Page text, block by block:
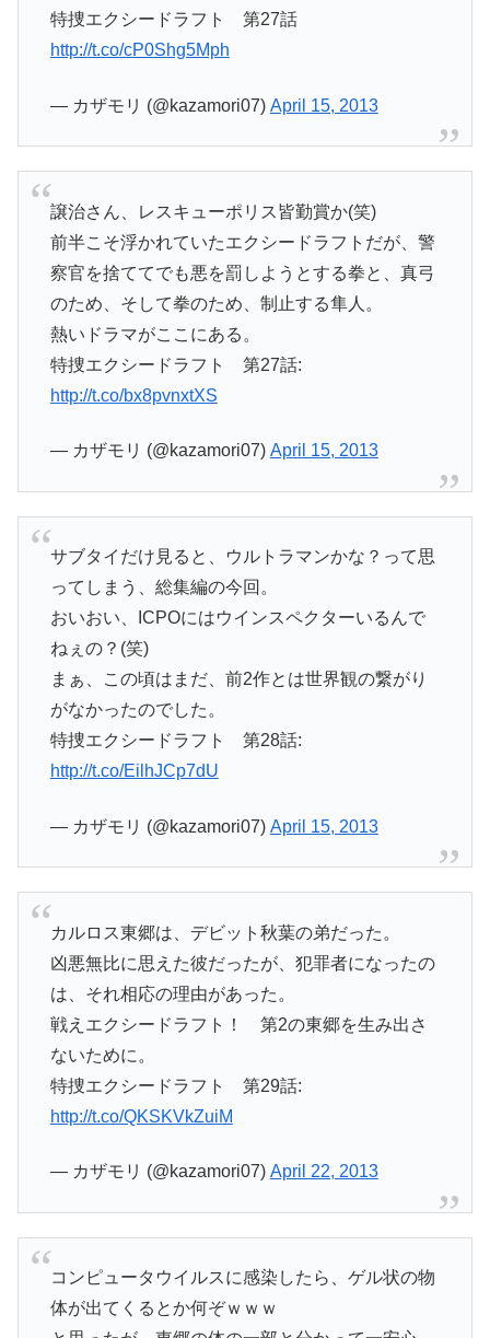
特捜エクシードラフト 第27話
http://t.co/cP0Shg5Mph
— カザモリ (@kazamori07) April 15, 2013
譲治さん、レスキューポリス皆勤賞か(笑)
前半こそ浮かれていたエクシードラフトだが、警
察官を捨ててでも悪を罰しようとする拳と、真弓
のため、そして拳のため、制止する隼人。
熱いドラマがここにある。
特捜エクシードラフト 第27話:
http://t.co/bx8pvnxtXS
— カザモリ (@kazamori07) April 15, 2013
サブタイだけ見ると、ウルトラマンかな？って思
ってしまう、総集編の今回。
おいおい、ICPOにはウインスペクターいるんで
ねぇの？(笑)
まぁ、この頃はまだ、前2作とは世界観の繋がり
がなかったのでした。
特捜エクシードラフト 第28話:
http://t.co/EilhJCp7dU
— カザモリ (@kazamori07) April 15, 2013
カルロス東郷は、デビット秋葉の弟だった。
凶悪無比に思えた彼だったが、犯罪者になったの
は、それ相応の理由があった。
戦えエクシードラフト！ 第2の東郷を生み出さ
ないために。
特捜エクシードラフト 第29話:
http://t.co/QKSKVkZuiM
— カザモリ (@kazamori07) April 22, 2013
コンピュータウイルスに感染したら、ゲル状の物
体が出てくるとか何ぞｗｗｗ